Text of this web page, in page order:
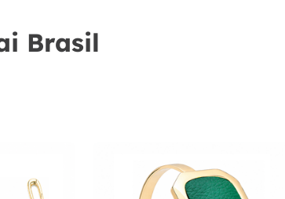
10º aliança
Brasil